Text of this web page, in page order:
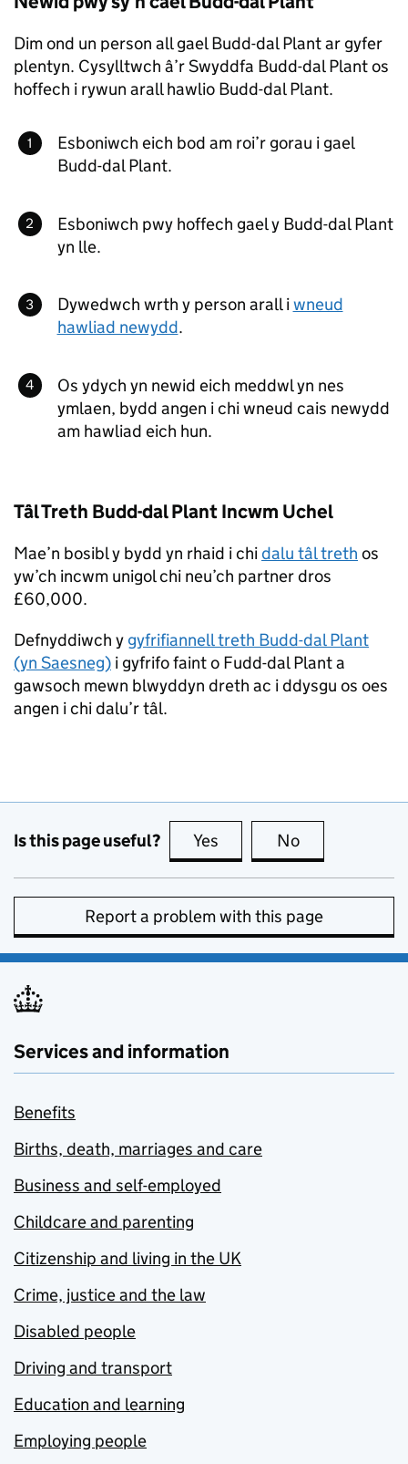
Dim ond un person all gael Budd-dal Plant ar gyfer
plentyn. Cysylltwch â’r Swyddfa Budd-dal Plant os
hoffech i rywun arall hawlio Budd-dal Plant.
Esboniwch eich bod am roi’r gorau i gael
Budd-dal Plant.
Esboniwch pwy hoffech gael y Budd-dal Plant
yn lle.
Dywedwch wrth y person arall iwneud
hawliad newydd.
Os ydych yn newid eich meddwl yn nes
ymlaen, bydd angen i chi wneud cais newydd
am hawliad eich hun.
Tâl Treth Budd-dal Plant Incwm Uchel
Mae’n bosibl y bydd yn rhaid i chidalu tâl treth os
yw’ch incwm unigol chi neu’ch partner dros
£60,000.
Defnyddiwch y gyfrifiannell treth Budd-dal Plant
(yn Saesneg) i gyfrifo faint o Fudd-dal Plant a
gawsoch mewn blwyddyn dreth ac i ddysgu os oes
angen i chi dalu’r tâl.
Is this page useful? Yes this page is useful
No
Report a problem with this page
Services and information
Benefits
Births, death, marriages and care
Business and self-employed
Childcare and parenting
Citizenship and living in the UK
Crime, justice and the law
Disabled people
Driving and transport
Education and learning
Employing people